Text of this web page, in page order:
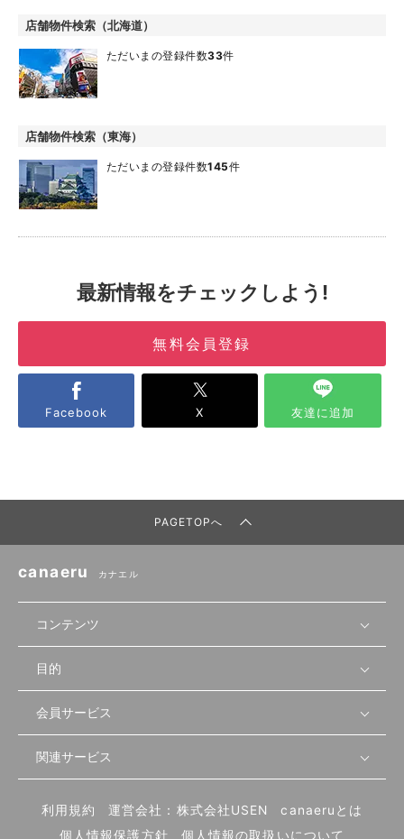
店舗物件検索（北海道）
ただいまの登録件数33件
店舗物件検索（東海）
ただいまの登録件数145件
最新情報をチェックしよう!
無料会員登録
Facebook X 友達に追加
PAGETOPへ
canaeru カナエル
コンテンツ
無料開業相談
セミナー情報
セミナー動画
物件を探す
首都圏
北海道
先輩開業者の声
開業・経営に関する記事
目的
店舗運営
物件
内装・設備
会員サービス
会員登録
ログイン
関連サービス
飲食店サクセスガイド（外部サイト）
利用規約 運営会社：株式会社USEN
canaeruとは
個人情報保護方針
個人情報の取扱いについて